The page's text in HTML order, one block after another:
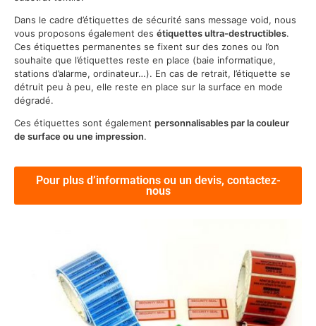
Dans le cadre d’étiquettes de sécurité sans message void, nous
vous proposons également des étiquettes ultra-destructibles.
Ces étiquettes permanentes se fixent sur des zones ou l’on
souhaite que l’étiquettes reste en place (baie informatique,
stations d’alarme, ordinateur…). En cas de retrait, l’étiquette se
détruit peu à peu, elle reste en place sur la surface en mode
dégradé.
Ces étiquettes sont également personnalisables par la couleur
de surface ou une impression.
Pour plus d’informations ou un devis, contactez-
nous